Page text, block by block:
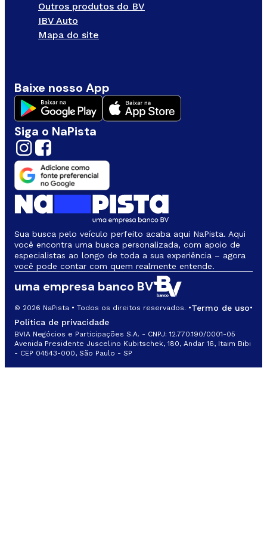
Outros produtos do BV
IBV Auto
Mapa do site
Baixe nosso App
Siga o NaPista
Sua busca pelo veículo perfeito acaba aqui NaPista. Aqui
você encontra uma busca personalizada, com apoio de
especialistas ao longo de toda a sua experiência – agora
você pode contar com quem realmente entende.
© 2026 NaPista • Todos os direitos reservados. •Termo de uso•
Política de privacidade
BVIA Negócios e Participações S.A. - CNPJ: 12.770.190/0001-05
Avenida Presidente Juscelino Kubitschek, 180, Andar 16, Itaim Bibi
- CEP 04543-000, São Paulo - SP
uma empresa banco BV